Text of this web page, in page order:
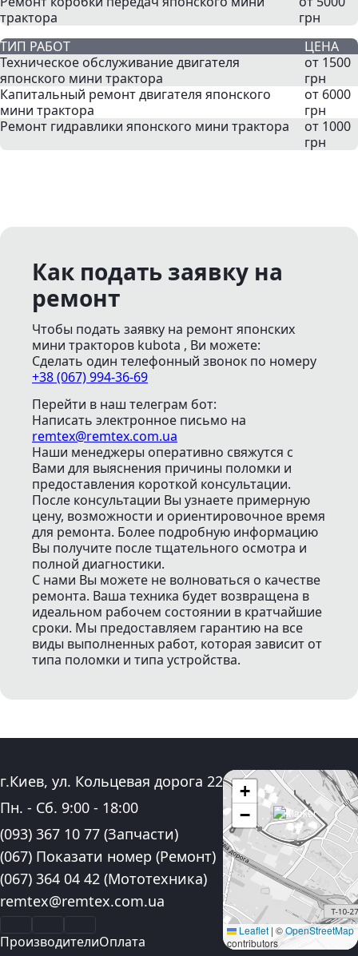
трактора
грн
ТИП РАБОТ
ЦЕНА
Техническое обслуживание двигателя
японского мини трактора
от 1500
грн
Капитальный ремонт двигателя японского
мини трактора
от 6000
грн
Ремонт гидравлики японского мини трактора
от 1000
грн
Как подать заявку на
ремонт
Чтобы подать заявку на ремонт японских
мини тракторов kubota , Ви можете:
Сделать один телефонный звонок по номеру
+38 (067) 994-36-69
Перейти в наш телеграм бот:
Написать электронное письмо на
remtex@remtex.com.ua
Наши менеджеры оперативно свяжутся с
Вами для выяснения причины поломки и
предоставления короткой консультации.
После консультации Вы узнаете примерную
цену, возможности и ориентировочное время
для ремонта. Более подробную информацию
Вы получите после тщательного осмотра и
полной диагностики.
С нами Вы можете не волноваться о качестве
ремонта. Ваша техника будет возвращена в
идеальном рабочем состоянии в кратчайшие
сроки. Мы предоставляем гарантию на все
виды выполненных работ, которая зависит от
типа поломки и типа устройства.
Адрес:
г.Киев, ул. Кольцевая дорога 22
График работы:
Пн. - Сб. 9:00 - 18:00
Контактные номера телефона:
(093) 367 10 77 (Запчасти)
(067) Показати номер (Ремонт)
(067) 364 04 42 (Мототехника)
Электронная почта:
remtex@remtex.com.ua
ПроизводителиОплата
+
−
Leaflet | ©OpenStreetMap
contributors